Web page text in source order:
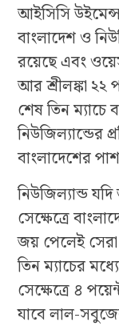
আইসিসি
বাংলাদেশ ও
রয়েছে এবং
আর শ্রীলঙ্কা ২২
শেষ তিন ম্যাচে
নিউজিল্যান্ডের
বাংলাদেশের
নিউজিল্যান্ড যদি
সেক্ষেত্রে
জয় পেলেই
তিন ম্যাচের
সেক্ষেত্রে ৪
যাবে লাল-